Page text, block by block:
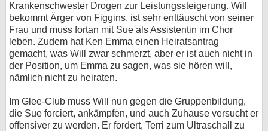
Krankenschwester Drogen zur Leistungssteigerung. Will
bekommt Ärger von Figgins, ist sehr enttäuscht von seiner
Frau und muss fortan mit Sue als Assistentin im Chor
leben. Zudem hat Ken Emma einen Heiratsantrag
gemacht, was Will zwar schmerzt, aber er ist auch nicht in
der Position, um Emma zu sagen, was sie hören will,
nämlich nicht zu heiraten.
Im Glee-Club muss Will nun gegen die Gruppenbildung,
die Sue forciert, ankämpfen, und auch Zuhause versucht er
offensiver zu werden. Er fordert, Terri zum Ultraschall zu